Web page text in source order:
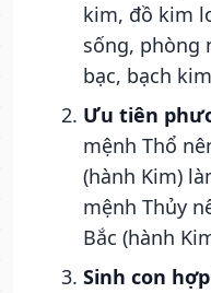
kim, đồ kim
sống, phòng
bạc, bạch
Ưu tiên
mệnh Thổ
(hành Kim)
mệnh Thủy
Bắc (hành
Sinh con